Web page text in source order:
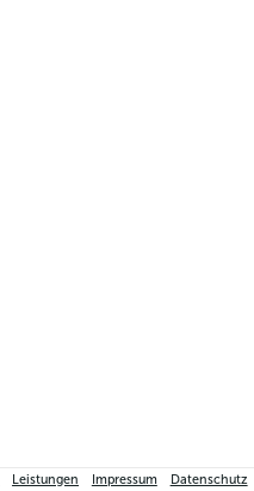
Leistungen Impressum Datenschutz